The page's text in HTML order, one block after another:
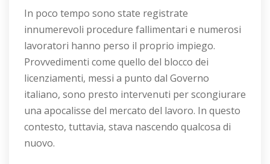
In poco tempo sono state registrate
innumerevoli procedure fallimentari e numerosi
lavoratori hanno perso il proprio impiego.
Provvedimenti come quello del blocco dei
licenziamenti, messi a punto dal Governo
italiano, sono presto intervenuti per scongiurare
una apocalisse del mercato del lavoro. In questo
contesto, tuttavia, stava nascendo qualcosa di
nuovo.